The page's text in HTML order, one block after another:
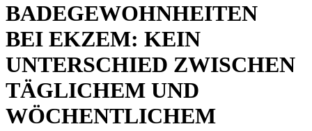
BADEGEWOHNHEITEN
BEI EKZEM: KEIN
UNTERSCHIED ZWISCHEN
TÄGLICHEM UND
WÖCHENTLICHEM